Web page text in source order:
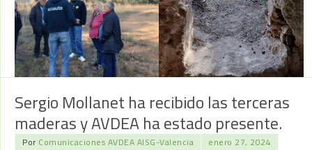
Sergio Mollanet ha recibido las terceras
maderas y AVDEA ha estado presente.
Por Comunicaciones AVDEA AISG-Valencia
enero 27, 2024